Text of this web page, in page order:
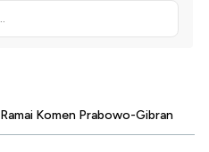
Komen Prabowo-Gibran